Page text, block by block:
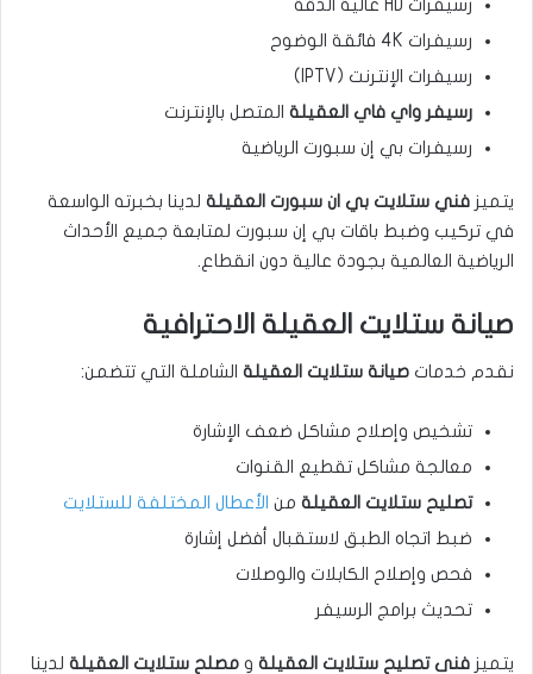
رسيفرات HD عالية الدقة
رسيفرات 4K فائقة الوضوح
رسيفرات الإنترنت (IPTV)
رسيفر واي فاي العقيلة المتصل بالإنترنت
رسيفرات بي إن سبورت الرياضية
يتميز فني ستلايت بي ان سبورت العقيلة لدينا بخبرته الواسعة
في تركيب وضبط باقات بي إن سبورت لمتابعة جميع الأحداث
الرياضية العالمية بجودة عالية دون انقطاع.
صيانة ستلايت العقيلة الاحترافية
نقدم خدمات صيانة ستلايت العقيلة الشاملة التي تتضمن:
تشخيص وإصلاح مشاكل ضعف الإشارة
معالجة مشاكل تقطيع القنوات
تصليح ستلايت العقيلة من الأعطال المختلفة للستلايت
ضبط اتجاه الطبق لاستقبال أفضل إشارة
فحص وإصلاح الكابلات والوصلات
تحديث برامج الرسيفر
يتميز فنى تصليح ستلايت العقيلة و مصلح ستلايت العقيلة لدينا